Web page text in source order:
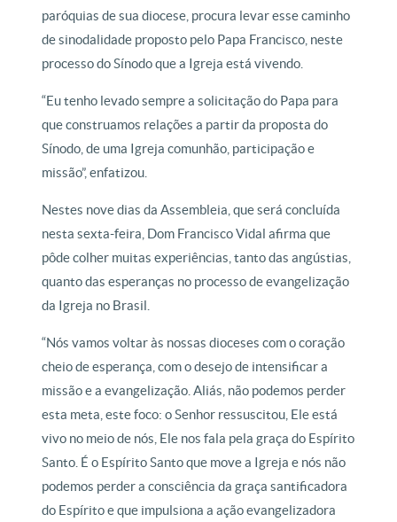
paróquias de sua diocese, procura levar esse caminho
de sinodalidade proposto pelo Papa Francisco, neste
processo do Sínodo que a Igreja está vivendo.
“Eu tenho levado sempre a solicitação do Papa para
que construamos relações a partir da proposta do
Sínodo, de uma Igreja comunhão, participação e
missão”, enfatizou.
Nestes nove dias da Assembleia, que será concluída
nesta sexta-feira, Dom Francisco Vidal afirma que
pôde colher muitas experiências, tanto das angústias,
quanto das esperanças no processo de evangelização
da Igreja no Brasil.
“Nós vamos voltar às nossas dioceses com o coração
cheio de esperança, com o desejo de intensificar a
missão e a evangelização. Aliás, não podemos perder
esta meta, este foco: o Senhor ressuscitou, Ele está
vivo no meio de nós, Ele nos fala pela graça do Espírito
Santo. É o Espírito Santo que move a Igreja e nós não
podemos perder a consciência da graça santificadora
do Espírito e que impulsiona a ação evangelizadora